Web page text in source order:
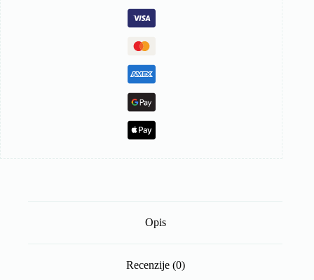
Opis
Recenzije (0)